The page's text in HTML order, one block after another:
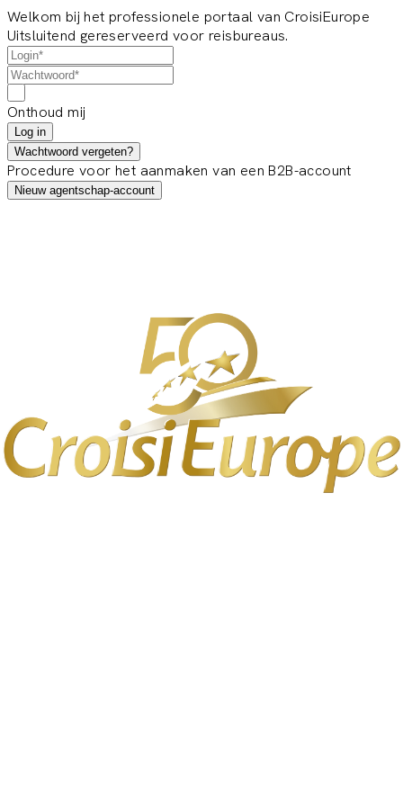
Welkom bij het professionele portaal van CroisiEurope
Uitsluitend gereserveerd voor reisbureaus.
Onthoud mij
Log in
Wachtwoord vergeten?
Procedure voor het aanmaken van een B2B-account
Nieuw agentschap-account